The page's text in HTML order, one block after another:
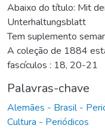
Abaixo do título: Mit
Unterhaltungsblatt
Tem suplemento
A coleção de 1884
fascículos : 18, 20-21
Palavras-chave
Alemães - Brasil -
Cultura - Periódicos